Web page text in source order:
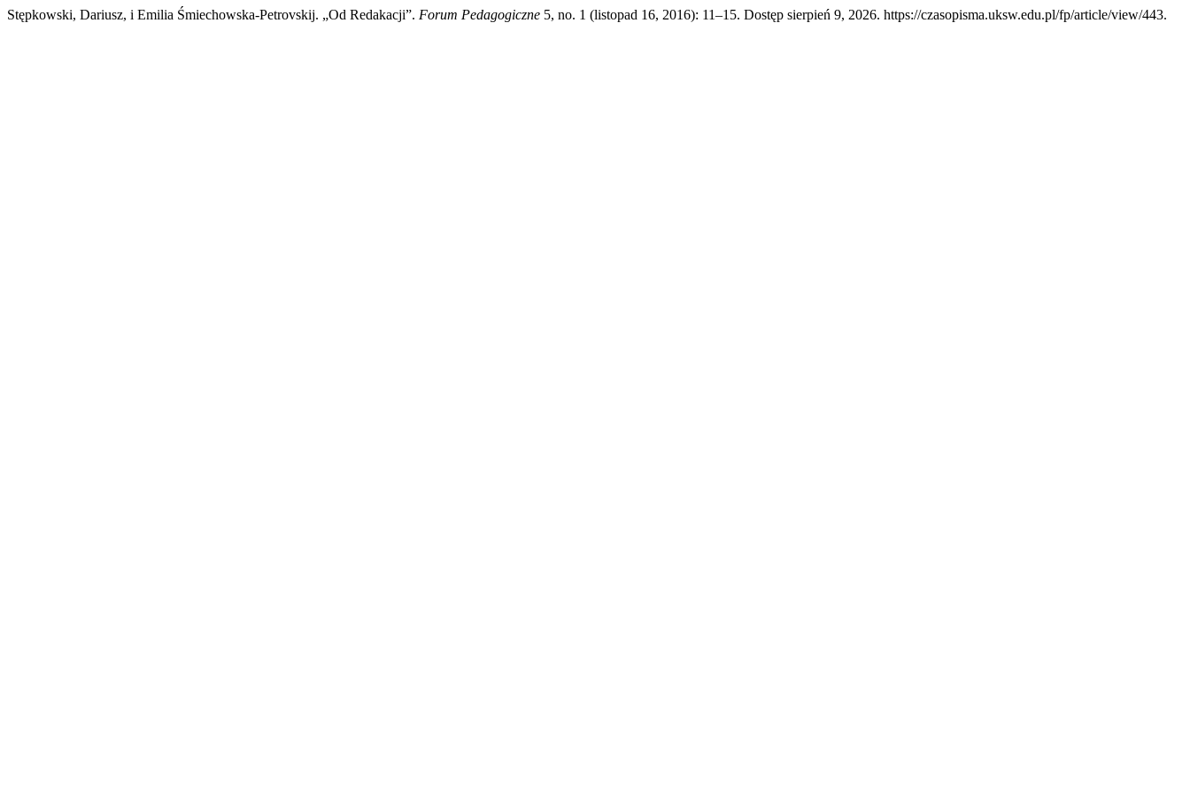
Stępkowski, Dariusz, i Emilia Śmiechowska-Petrovskij. „Od Redakacji”. Forum Pedagogiczne 5, no. 1 (listopad 16, 2016): 11–15. Dostęp sierpień 9, 2026. https://czasopisma.uksw.edu.pl/fp/article/view/443.